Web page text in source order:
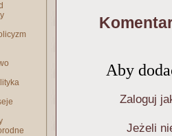
Aby
Zaloguj
Jeżeli